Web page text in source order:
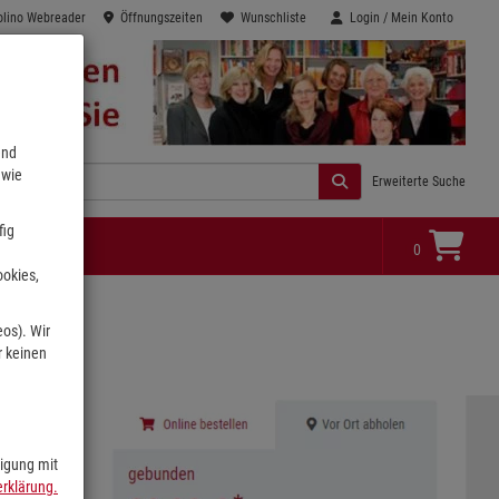
Wir
keinen
mit
Webreader Öffnungszeiten Wunschliste Login / Mein Konto
Erweiterte Suche
0